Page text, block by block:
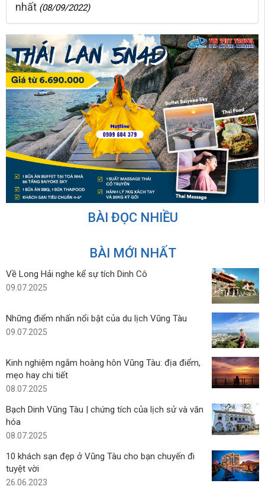
nhất (08/09/2022)
BÀI ĐỌC NHIỀU
BÀI MỚI NHẤT
Về Long Hải nghe kể sự tích Dinh Cô
09.07.2025
Những điểm nhấn nổi bật của du lịch Vũng Tàu
09.07.2025
Kinh nghiệm ngắm hoàng hôn Vũng Tàu: địa điểm,
mẹo hay chi tiết
08.07.2025
Bạch Dinh Vũng Tàu | chứng tích của lịch sử và văn
hóa
08.07.2025
10 khách sạn đẹp ở Vũng Tàu cho bạn chuyến đi
tuyệt vời
26.06.2023